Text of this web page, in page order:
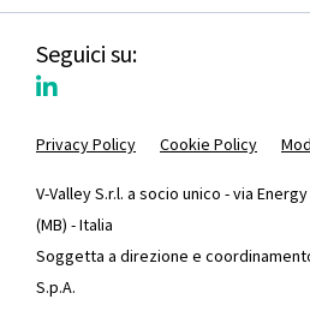
Seguici su:
V-Valley S.r.l. a socio unico - via
(MB) - Italia
Soggetta a direzione e
S.p.A.
Privacy Policy Cookie Policy